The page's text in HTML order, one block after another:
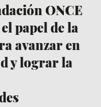
ONCE
papel de la
avanzar en
y lograr la